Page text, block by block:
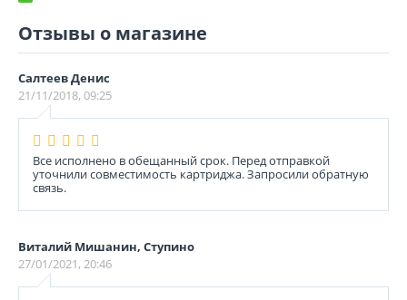
Отзывы о магазине
Салтеев Денис
21/11/2018, 09:25
Все исполнено в обещанный срок. Перед отправкой
уточнили совместимость картриджа. Запросили обратную
связь.
Виталий Мишанин, Ступино
27/01/2021, 20:46